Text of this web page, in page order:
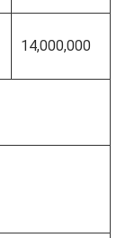
14,000,000